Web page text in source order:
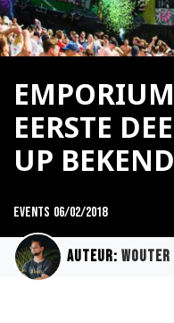
EERSTE
UP BEKEND
Events 06/02/2018
Auteur: Wouter